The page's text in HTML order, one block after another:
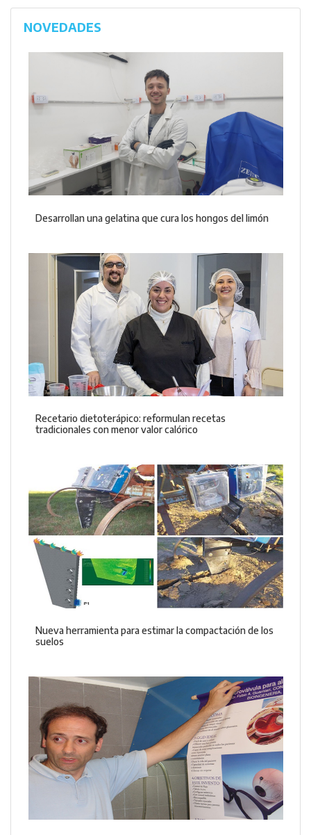
NOVEDADES
Desarrollan una gelatina que cura los hongos del limón
Recetario dietoterápico: reformulan recetas
tradicionales con menor valor calórico
Nueva herramienta para estimar la compactación de los
suelos